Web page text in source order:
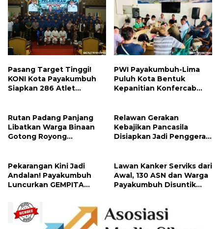
Pasang Target Tinggi!
KONI Kota Payakumbuh
Siapkan 286 Atlet
PWI Payakumbuh-Lima
Puluh Kota Bentuk
Kepanitian Konfercab
Rutan Padang Panjang
Libatkan Warga Binaan
Gotong Royong
Relawan Gerakan
Kebajikan Pancasila
Disiapkan Jadi Penggerak
Pekarangan Kini Jadi
Andalan! Payakumbuh
Luncurkan GEMPITA
Ketahanan Pangan
Lawan Kanker Serviks dari
Awal, 130 ASN dan Warga
Payakumbuh Disuntik